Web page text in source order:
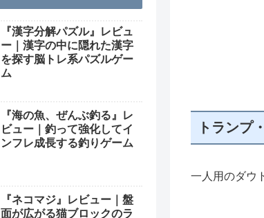
トランプ
一人用のダウ
『漢字分解パズル』レビュ
ー｜漢字の中に隠れた漢字
を探す脳トレ系パズルゲー
ム
『海の魚、ぜんぶ釣る』レ
ビュー｜釣って強化してイ
ンフレ成長する釣りゲーム
『ネコマジ』レビュー｜盤
面が広がる猫ブロックのラ